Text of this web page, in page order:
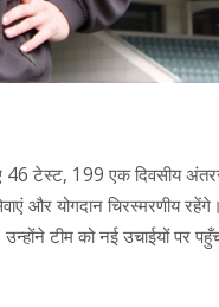
46 टेस्ट, 199 एक दिवसीय
और योगदान चिरस्मरणीय
टीम को नई उचाईयों पर